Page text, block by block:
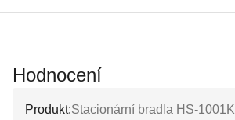
Hodnocení
Produkt:Stacionární bradla HS-